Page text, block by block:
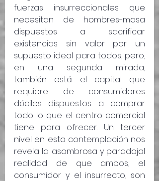
fuerzas insurreccionales que
necesitan de hombres-masa
dispuestos a sacrificar
existencias sin valor por un
supuesto ideal para todos, pero,
en una segunda mirada,
también está el capital que
requiere de consumidores
dóciles dispuestos a comprar
todo lo que el centro comercial
tiene para ofrecer. Un tercer
nivel en esta contemplación nos
revela la asombrosa y paradojal
realidad de que ambos, el
consumidor y el insurrecto, son